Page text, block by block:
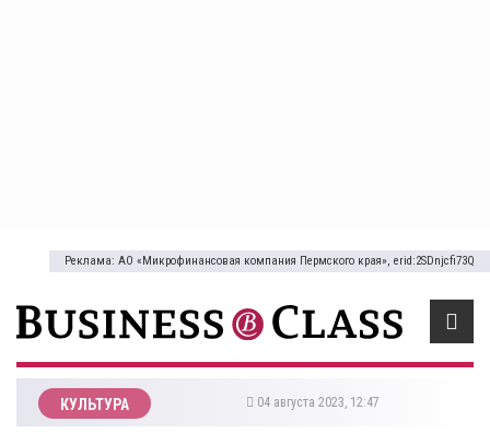
Реклама: АО «Микрофинансовая компания Пермского края», erid:2SDnjcfi73Q
КУЛЬТУРА 04 августа 2023, 12:47